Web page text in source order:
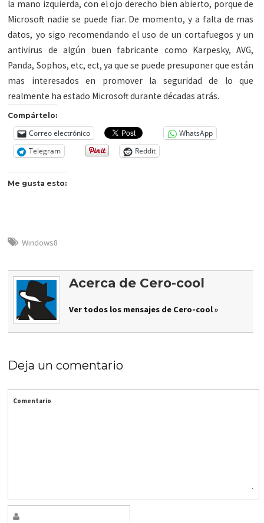
la mano izquierda, con el ojo derecho bien abierto, porque de
Microsoft nadie se puede fiar. De momento, y a falta de mas
datos, yo sigo recomendando el uso de un cortafuegos y un
antivirus de algún buen fabricante como Karpesky, AVG,
Panda, Sophos, etc, ect, ya que se puede presuponer que están
mas interesados en promover la seguridad de lo que
realmente ha estado Microsoft durante décadas atrás.
Compártelo:
Correo electrónico
WhatsApp
Telegram
Reddit
Me gusta esto:
Windows8
Acerca de Cero-cool
Ver todos los mensajes de Cero-cool »
Deja un comentario
Comentario